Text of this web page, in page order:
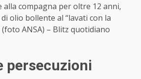
alla compagna per oltre 12 anni,
olio bollente al “lavati con la
(foto ANSA) – Blitz quotidiano
persecuzioni